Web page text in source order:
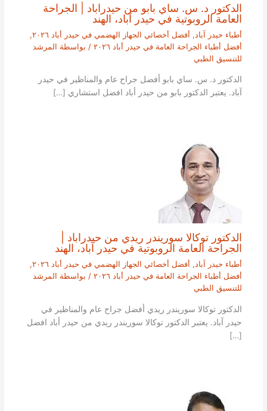
الدكتور د. س. ساي بابو من حيدراباد | الجراحة
العامة الروبوتية في حيدر آباد، الهند
أطباء حيدر آباد , أفضل أخصائي الجهاز الهضمي في حيدر أباد ٢٠٢٦
,
أفضل أطباء الجراحة العامة في حيدر أباد ٢٠٢٦
/ بواسطة المرشد
للتنسيق الطبي
الدكتور د. س. ساي بابو أفضل جراح عام والمناظير في حيدر
آباد. يعتبر الدكتور بابو من حيدر أباد افضل استشاري […]
الدكتور توكالا سوريندر ريدي من حيدراباد |
الجراحة العامة الروبوتية في حيدر آباد، الهند
أطباء حيدر آباد, أفضل أخصائي الجهاز الهضمي في حيدر أباد ٢٠٢٦
,
أفضل أطباء الجراحة العامة في حيدر أباد ٢٠٢٦
/ بواسطة المرشد
للتنسيق الطبي
الدكتور توكالا سوريندر ريدي أفضل جراح عام والمناظير في
حيدر آباد. يعتبر الدكتور توكالا سوريندر ريدي من حيدر أباد افضل
[…]